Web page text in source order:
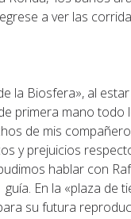
a ver las
la Biosfera», al
primera mano
de mis
y prejuicios
hablar con
En la «plaza de
su futura